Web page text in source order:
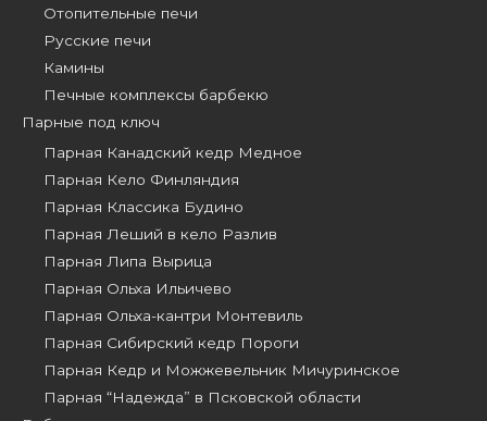
Отопительные печи
Русские печи
Камины
Печные комплексы барбекю
Парные под ключ
Парная Канадский кедр Медное
Парная Кело Финляндия
Парная Классика Будино
Парная Леший в кело Разлив
Парная Липа Вырица
Парная Ольха Ильичево
Парная Ольха-кантри Монтевиль
Парная Сибирский кедр Пороги
Парная Кедр и Можжевельник Мичуринское
Парная “Надежда” в Псковской области